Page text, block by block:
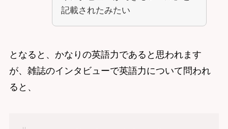
記載されたみたい
となると、かなりの英語力であると思われます
が、雑誌のインタビューで英語力について問われ
ると、